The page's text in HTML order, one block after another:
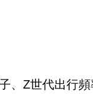
、Z世代出行頻